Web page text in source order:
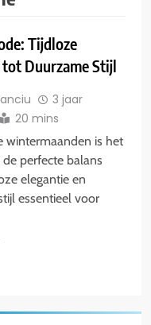
Tijdloze
Duurzame Stijl
3 jaar
20 mins
wintermaanden is het
perfecte balans
elegantie en
essentieel voor